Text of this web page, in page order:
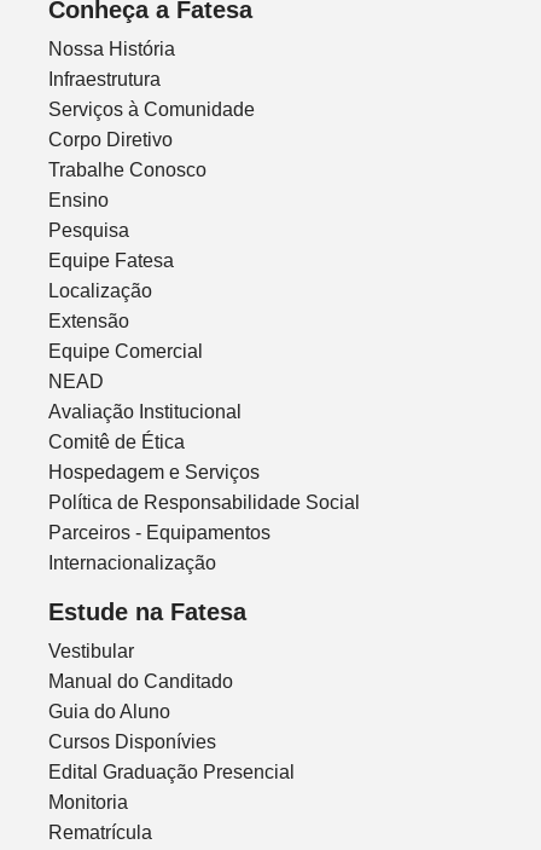
Conheça a Fatesa
Nossa História
Infraestrutura
Serviços à Comunidade
Corpo Diretivo
Trabalhe Conosco
Ensino
Pesquisa
Equipe Fatesa
Localização
Extensão
Equipe Comercial
NEAD
Avaliação Institucional
Comitê de Ética
Hospedagem e Serviços
Política de Responsabilidade Social
Parceiros - Equipamentos
Internacionalização
Estude na Fatesa
Vestibular
Manual do Canditado
Guia do Aluno
Cursos Disponívies
Edital Graduação Presencial
Monitoria
Rematrícula